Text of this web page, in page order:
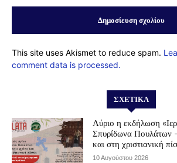
This site uses Akismet to reduce spam.
comment data is processed.
ΣΧΕΤΙΚΆ
Αύριο η εκδήλωση
Σπυρίδωνα Πουλάτων
και στη χριστιανική
10 Αυγούστου 2026